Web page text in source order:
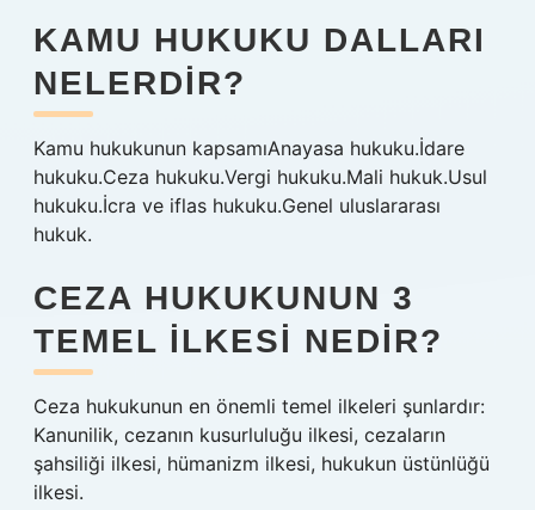
KAMU HUKUKU DALLARI
NELERDIR?
Kamu hukukunun kapsamıAnayasa hukuku.İdare
hukuku.Ceza hukuku.Vergi hukuku.Mali hukuk.Usul
hukuku.İcra ve iflas hukuku.Genel uluslararası
hukuk.
CEZA HUKUKUNUN 3
TEMEL ILKESI NEDIR?
Ceza hukukunun en önemli temel ilkeleri şunlardır:
Kanunilik, cezanın kusurluluğu ilkesi, cezaların
şahsiliği ilkesi, hümanizm ilkesi, hukukun üstünlüğü
ilkesi.